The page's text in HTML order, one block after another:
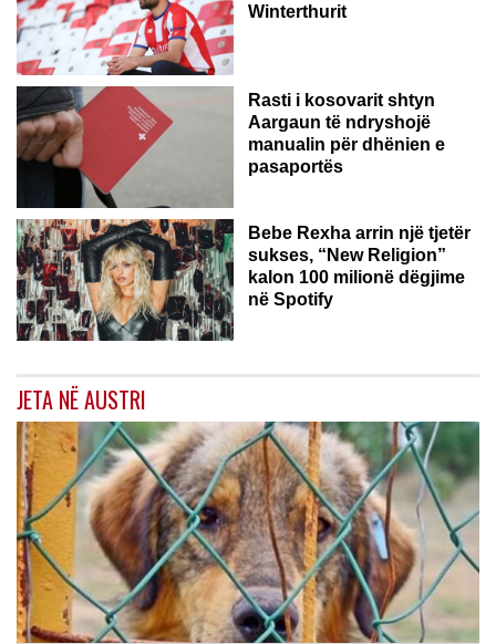
Winterthurit
Rasti i kosovarit shtyn
Aargaun të ndryshojë
manualin për dhënien e
pasaportës
Bebe Rexha arrin një tjetër
sukses, “New Religion”
kalon 100 milionë dëgjime
në Spotify
JETA NË AUSTRI